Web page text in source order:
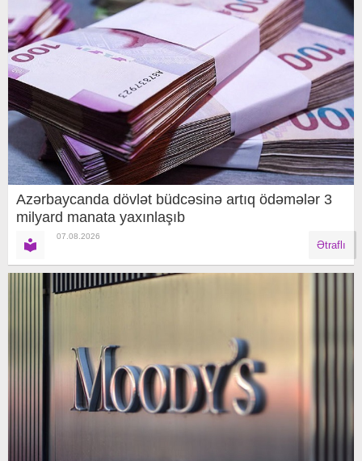
Azərbaycanda dövlət büdcəsinə artıq ödəmələr 3
milyard manata yaxınlaşıb
07.08.2026
Ətraflı